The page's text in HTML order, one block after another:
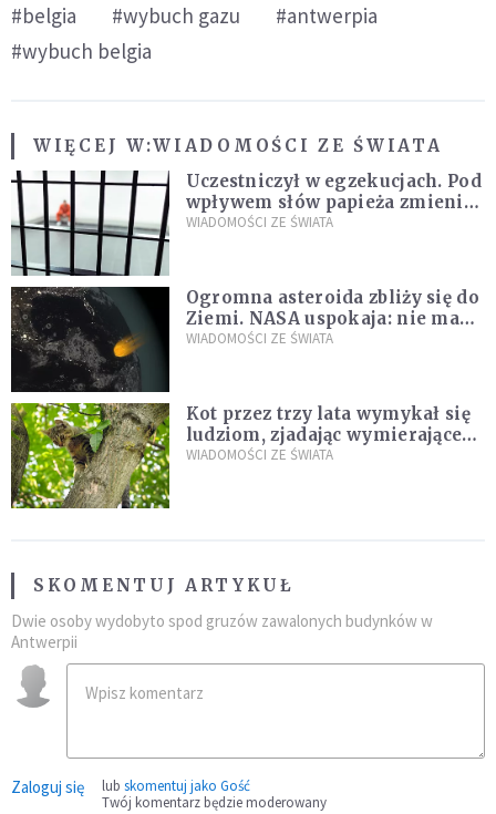
#belgia #wybuch gazu
#antwerpia
#wybuch belgia
WIĘCEJ W:WIADOMOŚCI ZE ŚWIATA
Uczestniczył w egzekucjach. Pod
wpływem słów papieża zmienił
zdanie
WIADOMOŚCI ZE ŚWIATA
Ogromna asteroida zbliży się do
Ziemi. NASA uspokaja: nie ma
zagrożenia
WIADOMOŚCI ZE ŚWIATA
Kot przez trzy lata wymykał się
ludziom, zjadając wymierające
kaczki. W końcu popełnił
WIADOMOŚCI ZE ŚWIATA
SKOMENTUJ ARTYKUŁ
Dwie osoby wydobyto spod gruzów zawalonych budynków w
Antwerpii
Zaloguj się lub skomentuj jako Gość
Twój komentarz będzie moderowany